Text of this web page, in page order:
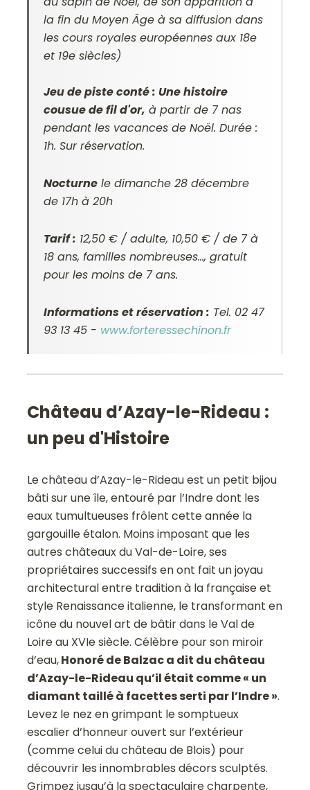
la fin du Moyen Âge à sa diffusion dans
les cours royales européennes aux 18e
et 19e siècles)
Jeu de piste conté : Une histoire
cousue de fil d'or, à partir de 7 nas
pendant les vacances de Noël. Durée :
1h. Sur réservation.
Nocturne le dimanche 28 décembre
de 17h à 20h
Tarif : 12,50 € / adulte, 10,50 € / de 7 à
18 ans, familles nombreuses…, gratuit
pour les moins de 7 ans.
Informations et réservation : Tel. 02 47
93 13 45 - www.forteressechinon.fr
Château d’Azay-le-Rideau :
un peu d'Histoire
Le château d’Azay-le-Rideau est un petit bijou
bâti sur une île, entouré par l’Indre dont les
eaux tumultueuses frôlent cette année la
gargouille étalon. Moins imposant que les
autres châteaux du Val-de-Loire, ses
propriétaires successifs en ont fait un joyau
architectural entre tradition à la française et
style Renaissance italienne, le transformant en
icône du nouvel art de bâtir dans le Val de
Loire au XVIe siècle. Célèbre pour son miroir
d’eau,Honoré de Balzac a dit du château
d’Azay-le-Rideau qu’il était comme « un
diamant taillé à facettes serti par l’Indre ».
Levez le nez en grimpant le somptueux
escalier d’honneur ouvert sur l’extérieur
(comme celui du château de Blois) pour
découvrir les innombrables décors sculptés.
Grimpez jusqu’à la spectaculaire charpente,